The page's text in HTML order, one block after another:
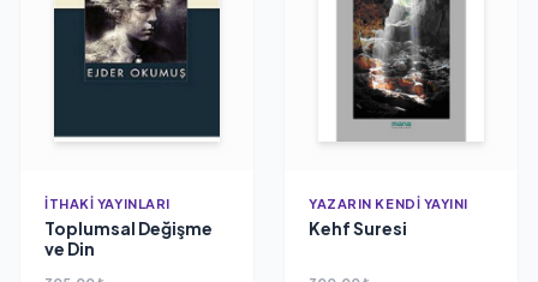
İTHAKI YAYINLARI
Toplumsal Değişme
ve Din
YAZARIN KENDI YAYINI
Kehf Suresi